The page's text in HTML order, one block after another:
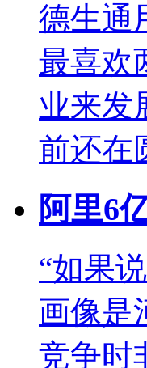
德生通
最喜欢
业来发
前还在
阿里6
“如果
画像是
竞争时